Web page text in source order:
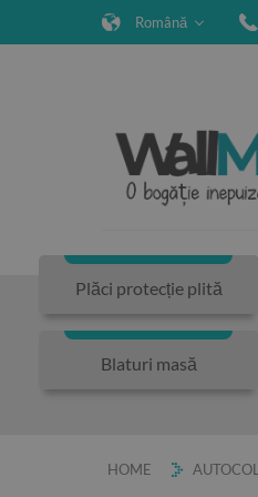
Română
Plăci protecție plită
Blaturi masă
HOME